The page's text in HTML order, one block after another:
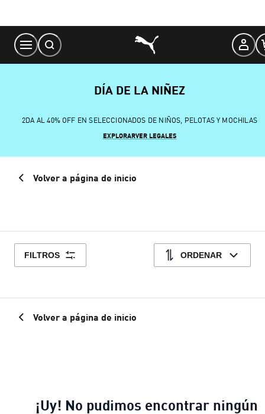
Content
DÍA DE LA NIÑEZ
2DA AL 40% OFF EN SELECCIONADOS DE NIÑOS, PELOTAS Y MOCHILAS
EXPLORARVER LEGALES
Volver a página de inicio
FILTROS ORDENAR
Volver a página de inicio
¡Uy! No pudimos encontrar ningún